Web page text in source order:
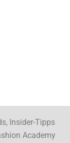
Insider-Tipps
Academy